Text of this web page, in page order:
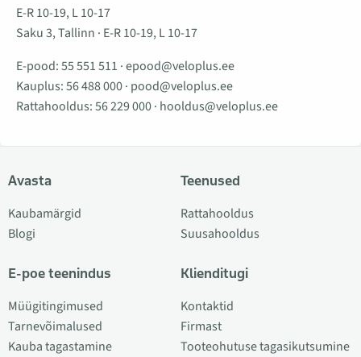
E-R 10-19, L 10-17
Saku 3, Tallinn · E-R 10-19, L 10-17
E-pood:55 551 511 ·epood@veloplus.ee
Kauplus:56 488 000· pood@veloplus.ee
Rattahooldus:56 229 000· hooldus@veloplus.ee
Avasta
Kaubamärgid
Blogi
E-poe teenindus
Müügitingimused
Tarnevõimalused
Kauba tagastamine
Teenused
Rattahooldus
Suusahooldus
Klienditugi
Kontaktid
Firmast
Tooteohutuse tagasikutsumine